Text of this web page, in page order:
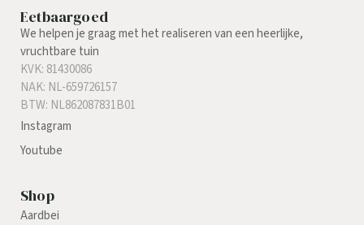
Eetbaargoed
We helpen je graag met het realiseren van een heerlijke,
vruchtbare tuin
KVK: 81430086
NAK: NL-659726157
BTW: NL862087831B01
Instagram
Youtube
Shop
Aardbei